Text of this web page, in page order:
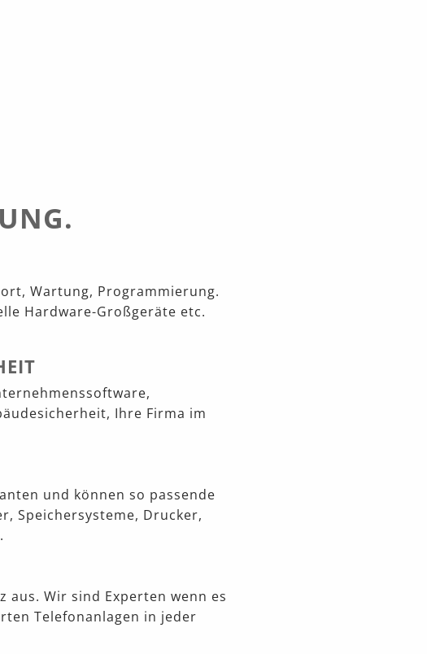
Wartung, Programmierung.
Hardware-Großgeräte etc.
Ihre Firma im
und können so passende
Speichersysteme, Drucker,
Wir sind Experten wenn es
Telefonanlagen in jeder